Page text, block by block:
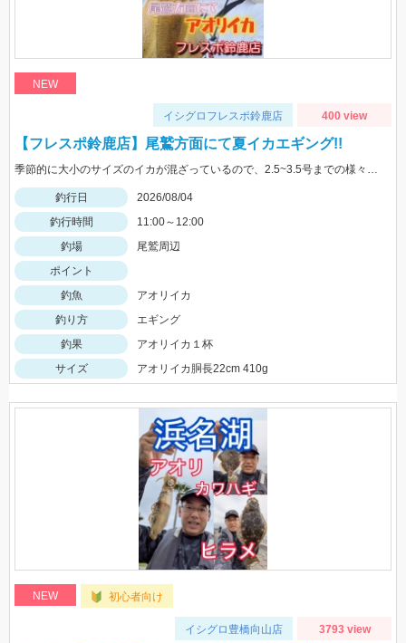
NEW
イシグロフレスポ鈴鹿店 400 view
【フレスポ鈴鹿店】尾鷲方面にて夏イカエギング!!
季節的に大小のサイズのイカが混ざっているので、2.5~3.5号までの様々なサイズを持っていきましょう!!
釣行日
2026/08/04
釣行時間
11:00～12:00
釣場
尾鷲周辺
ポイント
釣魚
アオリイカ
釣り方
エギング
釣果
アオリイカ１杯
サイズ
アオリイカ胴長22cm 410g
NEW 初心者向け
イシグロ豊橋向山店 3793 view